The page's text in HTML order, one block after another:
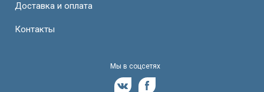
Доставка и оплата
Контакты
Мы в соцсетях